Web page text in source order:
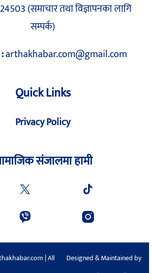
(समाचार तथा विज्ञापनका लागि
सम्पर्क)
arthakhabar.com@gmail.com
Quick Links
Privacy Policy
संजालमा हामी
| All
Designed & Maintained by